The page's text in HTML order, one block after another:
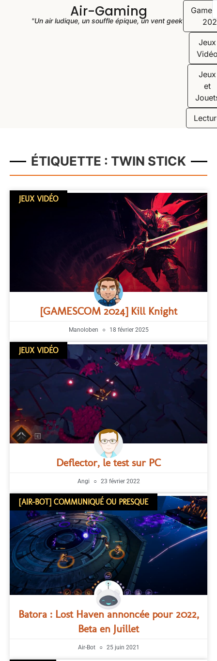
Air-Gaming
"Un air ludique, un souffle épique, un vent geek"
Jeux
Jeux
et
ÉTIQUETTE : TWIN STICK
JEUX VIDÉO
[GAMESCOM 2024] Kill Knight
Manoloben 18 février 2025
JEUX VIDÉO
Deflector, le test sur PC
Angi 23 février 2022
[AIR-BOT] COMMUNIQUÉ OU PRESQUE
Batora : Lost Haven annoncée pour 2022,
Beta en Juillet
Air-Bot 25 juin 2021